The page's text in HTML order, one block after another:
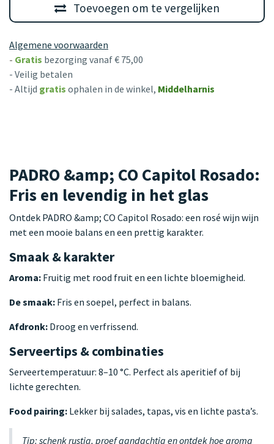
Toevoegen om te vergelijken
Algemene voorwaarden
- Gratis bezorging vanaf € 75,00
- Veilig betalen
- Altijd gratis ophalen in de winkel, Middelharnis
PADRO &amp; CO Capitol Rosado:
Fris en levendig in het glas
Ontdek PADRO &amp; CO Capitol Rosado: een rosé wijn wijn
met een mooie balans en een prettig karakter.
Smaak & karakter
Aroma: Fruitig met rood fruit en een lichte bloemigheid.
De smaak: Fris en soepel, perfect in balans.
Afdronk: Droog en verfrissend.
Serveertips & combinaties
Serveertemperatuur: 8–10 °C. Perfect als aperitief of bij
lichte gerechten.
Food pairing: Lekker bij salades, tapas, vis en lichte pasta’s.
Tip: schenk rustig, proef aandachtig en ontdek hoe aroma